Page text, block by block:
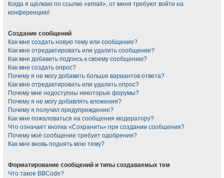
Когда я щёлкаю по ссылке «email», от меня требуют войти на
конференцию!
Создание сообщений
Как мне создать новую тему или сообщение?
Как мне отредактировать или удалить сообщение?
Как мне добавить подпись к своему сообщению?
Как мне создать опрос?
Почему я не могу добавить больше вариантов ответа?
Как мне отредактировать или удалить опрос?
Почему мне недоступны некоторые форумы?
Почему я не могу добавлять вложения?
Почему я получил предупреждение?
Как мне пожаловаться на сообщения модератору?
Что означает кнопка «Сохранить» при создании сообщения?
Почему моё сообщение требует одобрения?
Как мне вновь поднять мою тему?
Форматирование сообщений и типы создаваемых тем
Что такое BBCode?